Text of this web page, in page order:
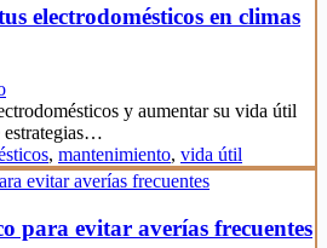
electrodomésticos en climas
y aumentar su vida útil
estrategias…
, mantenimiento, vida útil
para evitar averías frecuentes